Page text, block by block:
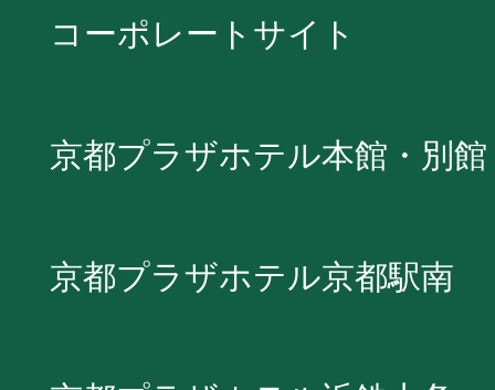
コーポレートサイト
京都プラザホテル本館・別館
京都プラザホテル京都駅南